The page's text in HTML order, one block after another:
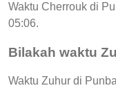
Waktu Cherrouk di
05:06.
Bilakah waktu
Waktu Zuhur di